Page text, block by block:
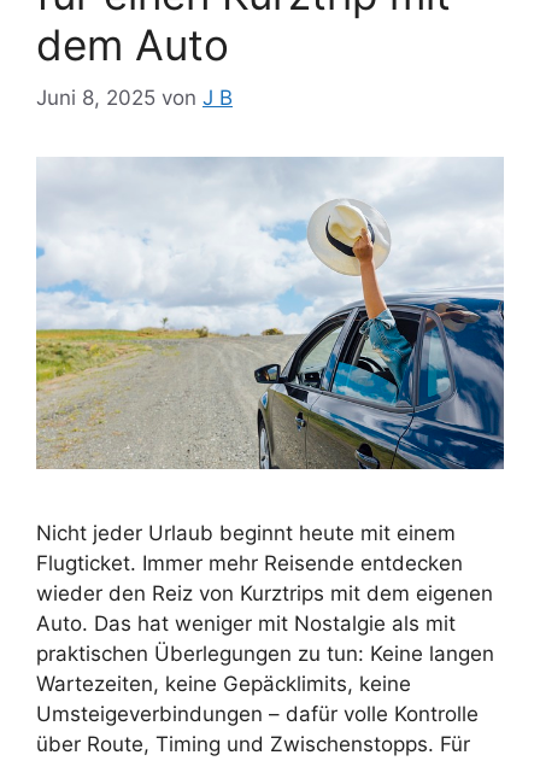
dem Auto
Juni 8, 2025 von J B
Nicht jeder Urlaub beginnt heute mit einem
Flugticket. Immer mehr Reisende entdecken
wieder den Reiz von Kurztrips mit dem eigenen
Auto. Das hat weniger mit Nostalgie als mit
praktischen Überlegungen zu tun: Keine langen
Wartezeiten, keine Gepäcklimits, keine
Umsteigeverbindungen – dafür volle Kontrolle
über Route, Timing und Zwischenstopps. Für